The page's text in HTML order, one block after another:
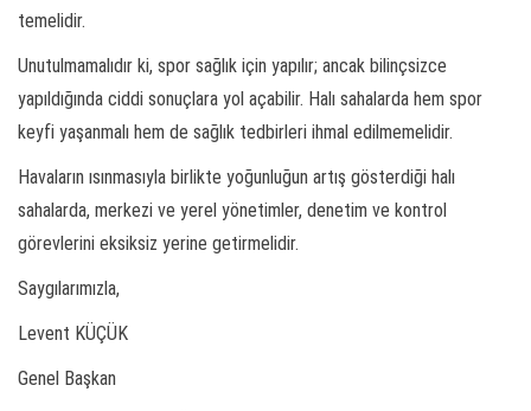
temelidir.
Unutulmamalıdır ki, spor sağlık için yapılır; ancak bilinçsizce
yapıldığında ciddi sonuçlara yol açabilir. Halı sahalarda hem spor
keyfi yaşanmalı hem de sağlık tedbirleri ihmal edilmemelidir.
Havaların ısınmasıyla birlikte yoğunluğun artış gösterdiği halı
sahalarda, merkezi ve yerel yönetimler, denetim ve kontrol
görevlerini eksiksiz yerine getirmelidir.
Saygılarımızla,
Levent KÜÇÜK
Genel Başkan